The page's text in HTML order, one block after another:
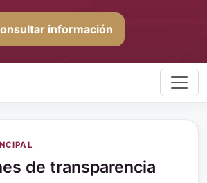
información
de transparencia